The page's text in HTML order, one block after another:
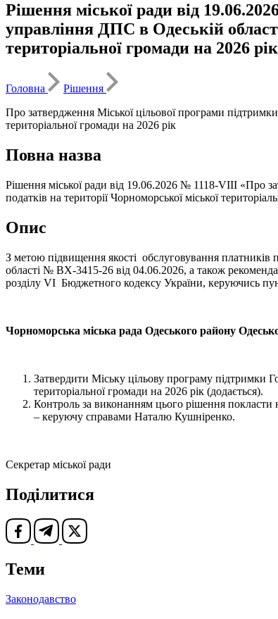
Рішення міської ради від
управління ДПС в Одеській
територіальної громади на 2026
Головна
Рішення
Про затвердження Міської цільової програми
територіальної громади на 2026 рік
Повна назва
Рішення міської ради від 19.06.2026 № 1118-VIII «Про
податків на території Чорноморської міської
Опис
З метою підвищення якості обслуговування платників
області № ВХ-3415-26 від 04.06.2026, а також
розділу VI Бюджетного кодексу України, керуючись
Чорноморська міська рада Одеського району
Затвердити Міську цільову програму підтримки
територіальної громади на 2026 рік (додається).
Контроль за виконанням цього рішення покласти
– керуючу справами Наталю Кушніренко.
Секретар міської ради
Поділитися
Теми
Законодавство